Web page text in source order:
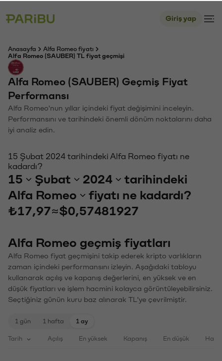
Giriş yap
Anasayfa
Alfa Romeo fiyatı
Alfa Romeo (SAUBER) TL fiyat geçmişi
Alfa Romeo (SAUBER) Geçmiş Fiyat
Performansı
Alfa Romeo'nun yıllar içindeki fiyat değişimini inceleyin.
Performansını ve tarihindeki önemli dönüm noktalarını daha
iyi analiz edin.
15 Şubat 2024 tarihindeki Alfa Romeo fiyatı ne
kadardı?
15 Şubat 2024
tarihindeki
Alfa Romeo
fiyatı ne kadardı?
₺17,97≈$0,57481927
Alfa Romeo geçmiş fiyatları
Alfa Romeo fiyat geçmişini takip ederek kripto varlıkların
zaman içindeki performansını izleyin. Aşağıdaki tabloyu
kullanarak açılış ve kapanış değerlerini, en yüksek ve en
düşük fiyatları ve işlem hacmini kolayca görüntüleyebilirsiniz.
Seçtiğiniz günün kuru baz alınarak TL'ye çevrilmiştir.
1 gün 1 hafta 1 ay
Tarih Açılış En yüksek Kapanış En düşük